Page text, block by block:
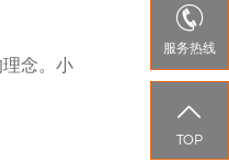
念。小

服务热线

TOP